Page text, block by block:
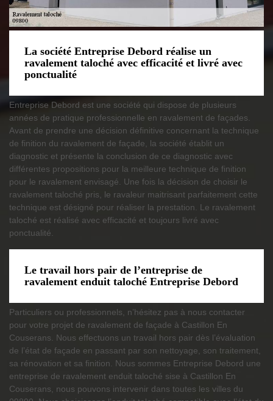
La société Entreprise Debord réalise un
ravalement taloché avec efficacité et livré avec
ponctualité
Entreprise Debord est une société qui dispose de plusieurs
années de pratique professionnelle en ravalement de façades.
Avant de prendre une décision définitive concernant la technique
de finition du ravalement de façade, la société établit un
diagnostic et présente la conclusion de ce diagnostic avec
différentes propositions pour la meilleure technique de finition
pour le ravalement envisagé. Une fois la décision de choisir le
ravalement taloché pris, le ravaleur maitrisant parfaitement cette
technique est désigné pour réaliser la prestation. Le ravalement
taloché est réalisé avec efficacité et toujours livré avec
ponctualité.
Le travail hors pair de l’entreprise de
ravalement enduit taloché Entreprise Debord
Particuliers ou professionnels, n’hésitez pas à nous contacter
pour votre projet de ravalement de façade à Castillon En
Couserans. Nous effectuons un travail hors pair dès l’évaluation
de l’état de façade en passant par son nettoyage, son traitement,
sa rénovation et sa finition. Nous sommes Entreprise Debord une
entreprise de ravalement enduit taloché sise à Castillon En
Couserans, nous pouvons intervenir dans toutes les villes du